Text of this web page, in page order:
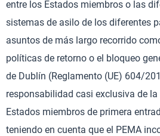
entre los Estados miembros o las
sistemas de asilo de los diferentes
asuntos de más largo recorrido
políticas de retorno o el bloqueo
de Dublín (Reglamento (UE) 604/
responsabilidad casi exclusiva de
Estados miembros de primera
teniendo en cuenta que el PEMA